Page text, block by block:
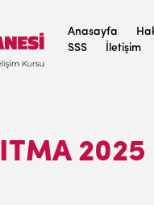
Anasayfa
SSS
İletişim
ITMA 2025